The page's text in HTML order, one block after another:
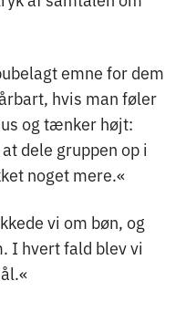
emne for dem
hvis man føler
og tænker højt:
dele gruppen op i
noget mere.«
vi om bøn, og
I hvert fald blev vi